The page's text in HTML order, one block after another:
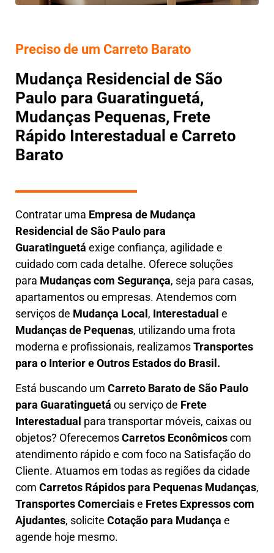
Preciso de um Carreto Barato
Mudança Residencial de São
Paulo para Guaratinguetá,
Mudanças Pequenas, Frete
Rápido Interestadual e Carreto
Barato
Contratar uma Empresa de Mudança
Residencial de São Paulo para
Guaratinguetá exige confiança, agilidade e
cuidado com cada detalhe. Oferece soluções
para Mudanças com Segurança, seja para casas,
apartamentos ou empresas. Atendemos com
serviços de Mudança Local, Interestadual e
Mudanças de Pequenas, utilizando uma frota
moderna e profissionais, realizamosTransportes
para o Interior e Outros Estados do Brasil.
Está buscando um Carreto Baratode São Paulo
para Guaratinguetá ou serviço de Frete
Interestadual para transportar móveis, caixas ou
objetos? OferecemosCarretos Econômicoscom
atendimento rápido e com foco na Satisfação do
Cliente. Atuamos em todas as regiões da cidade
com Carretos Rápidos para Pequenas Mudanças,
TransportesComerciaise Fretes Expressos com
Ajudantes, solicite Cotação para Mudança e
agende hoje mesmo.